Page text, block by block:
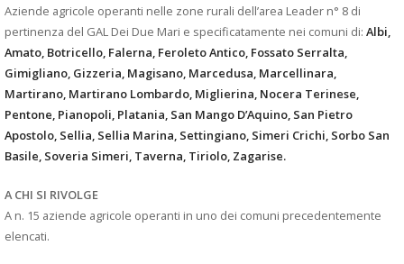
Aziende agricole operanti nelle zone rurali dell’area Leader n° 8 di
pertinenza del GAL Dei Due Mari e specificatamente nei comuni di: Albi,
Amato, Botricello, Falerna, Feroleto Antico, Fossato Serralta,
Gimigliano, Gizzeria, Magisano, Marcedusa, Marcellinara,
Martirano, Martirano Lombardo, Miglierina, Nocera Terinese,
Pentone, Pianopoli, Platania, San Mango D’Aquino, San Pietro
Apostolo, Sellia, Sellia Marina, Settingiano, Simeri Crichi, Sorbo San
Basile, Soveria Simeri, Taverna, Tiriolo, Zagarise.
A CHI SI RIVOLGE
A n. 15 aziende agricole operanti in uno dei comuni precedentemente
elencati.